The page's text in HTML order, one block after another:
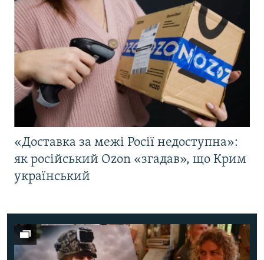
«Доставка за межі Росії недоступна»:
як російський Ozon «згадав», що Крим
український